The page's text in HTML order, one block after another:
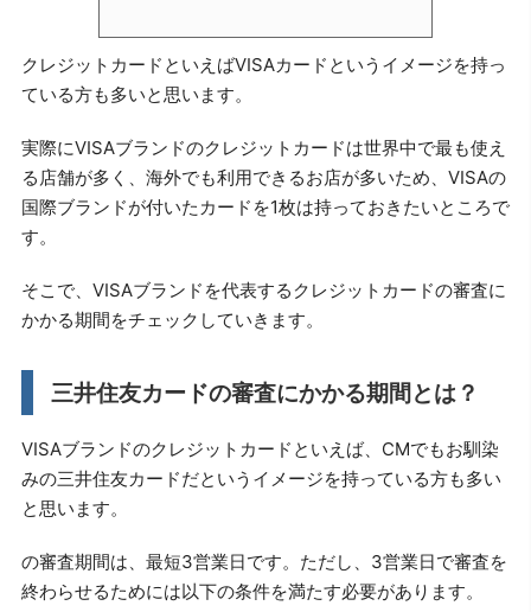
クレジットカードといえばVISAカードというイメージを持っ
ている方も多いと思います。
実際にVISAブランドのクレジットカードは世界中で最も使え
る店舗が多く、海外でも利用できるお店が多いため、VISAの
国際ブランドが付いたカードを1枚は持っておきたいところで
す。
そこで、VISAブランドを代表するクレジットカードの審査に
かかる期間をチェックしていきます。
三井住友カードの審査にかかる期間とは？
VISAブランドのクレジットカードといえば、CMでもお馴染
みの三井住友カードだというイメージを持っている方も多い
と思います。
の審査期間は、最短3営業日です。ただし、3営業日で審査を
終わらせるためには以下の条件を満たす必要があります。